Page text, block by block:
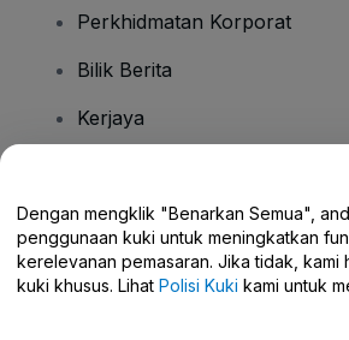
Perkhidmatan Korporat
Bilik Berita
Kerjaya
Pusat Bantuan / Hubungi
Dengan mengklik "Benarkan Semua",
penggunaan kuki untuk meningkatkan
kerelevanan pemasaran. Jika tidak, kami
kuki khusus. Lihat Polisi Kuki kami untuk